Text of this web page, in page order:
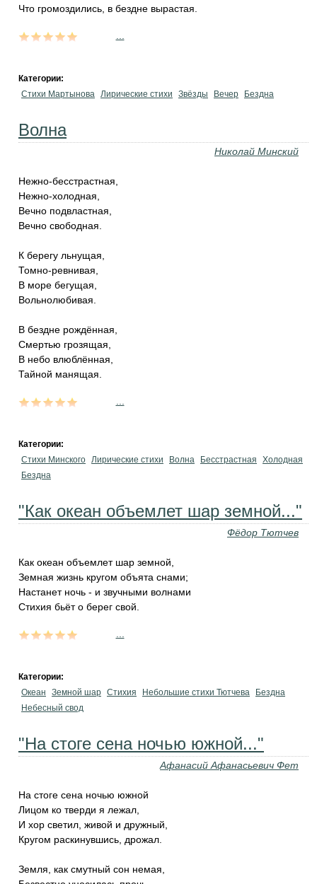
Что громоздились, в бездне вырастая.
Категории:
Стихи Мартынова Лирические стихи Звёзды Вечер Бездна
Волна
Николай Минский
Нежно-бесстрастная,
Нежно-холодная,
Вечно подвластная,
Вечно свободная.
К берегу льнущая,
Томно-ревнивая,
В море бегущая,
Вольнолюбивая.
В бездне рождённая,
Смертью грозящая,
В небо влюблённая,
Тайной манящая.
Категории:
Стихи Минского Лирические стихи Волна Бесстрастная
Холодная
Бездна
"Как океан объемлет шар земной..."
Фёдор Тютчев
Как океан объемлет шар земной,
Земная жизнь кругом объята снами;
Настанет ночь - и звучными волнами
Стихия бьёт о берег свой.
Категории:
Океан
Земной шар Стихия Небольшие стихи Тютчева
Бездна
Небесный свод
"На стоге сена ночью южной..."
Афанасий Афанасьевич Фет
На стоге сена ночью южной
Лицом ко тверди я лежал,
И хор светил, живой и дружный,
Кругом раскинувшись, дрожал.
Земля, как смутный сон немая,